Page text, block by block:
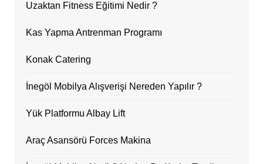
Uzaktan Fitness Eğitimi Nedir ?
Kas Yapma Antrenman Programı
Konak Catering
İnegöl Mobilya Alışverişi Nereden Yapılır ?
Yük Platformu Albay Lift
Araç Asansörü Forces Makina